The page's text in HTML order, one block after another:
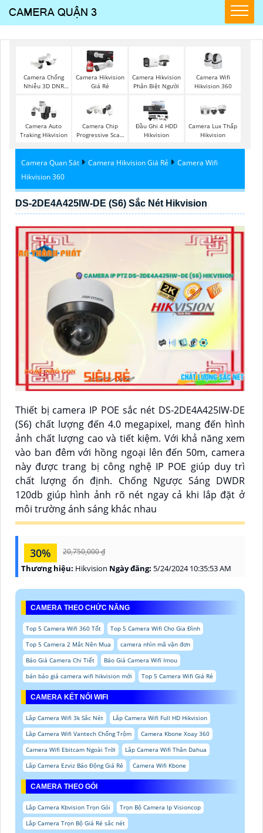
Camera Chống
Nhiễu 3D DNR
Camera Hikvision
Giá Rẻ
Camera Hikvision
Phân Biệt Người
Camera Wifi
Hikvision 360
Camera Auto
Traking Hikvision
Camera Chip
Progressive Scan
Đầu Ghi 4 HDD
Hikvision
Camera Lux Thấp
Hikvision
Camera Quan Sát Camera Hikvision Giá Rẻ
Camera Wifi
Hikvision 360
DS-2DE4A425IW-DE (S6) Sắc Nét Hikvision
Thiết bị camera IP POE sắc nét DS-2DE4A425IW-DE
(S6) chất lượng đến 4.0 megapixel, mang đến hình
ảnh chất lượng cao và tiết kiệm. Với khả năng xem
vào ban đêm với hồng ngoại lên đến 50m, camera
này được trang bị công nghệ IP POE giúp duy trì
chất lượng ổn định. Chống Ngược Sáng DWDR
120db giúp hình ảnh rõ nét ngay cả khi lắp đặt ở
môi trường ánh sáng khác nhau
30% 20,750,000 ₫
Thương hiệu: Hikvision Ngày đăng: 5/24/2024 10:35:53 AM
CAMERA THEO CHỨC NĂNG
Top 5 Camera Wifi 360 Tốt
Top 5 Camera Wifi Cho Gia Đình
Top 5 Camera 2 Mắt Nên Mua
camera nhìn mã vận đơn
Báo Giá Camera Chi Tiết
Báo Giá Camera Wifi Imou
bản báo giá camera wifi hikvision mới
Top 5 Camera Wifi Giá Rẻ
CAMERA KẾT NỐI WIFI
Lắp Camera Wifi 3k Sắc Nét
Lắp Camera Wifi Full HD Hikvision
Lăp Camera Wifi Vantech Chống Trộm
Camera Kbone Xoay 360
Camera Wifi Ebitcam Ngoài Trời
Lắp Camera Wifi Thân Dahua
Lắp Camera Ezviz Báo Động Giá Rẻ
Camera Wifi Kbone
CAMERA THEO GÓI
Lắp Camera Kbvision Trọn Gói
Trọn Bộ Camera Ip Visioncop
Lắp Camera Trọn Bộ Giá Rẻ sắc nét